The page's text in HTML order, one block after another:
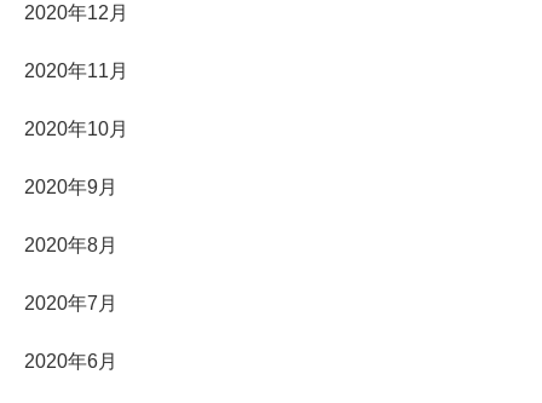
2020年12月
2020年11月
2020年10月
2020年9月
2020年8月
2020年7月
2020年6月